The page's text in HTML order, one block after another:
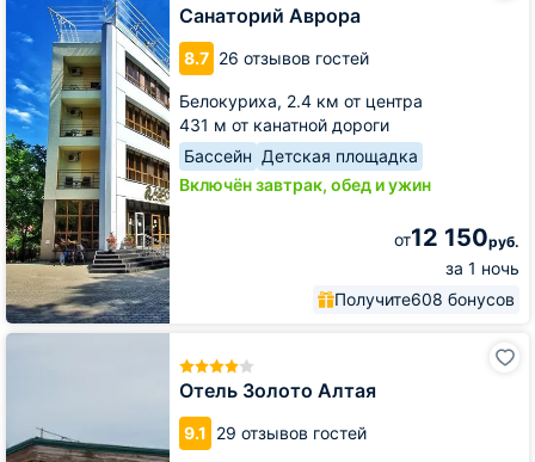
Санаторий Аврора
8.7 26 отзывов гостей
Белокуриха, 2.4 км от центра
431 м от канатной дороги
Бассейн Детская площадка
Включён завтрак, обед и ужин
от12 150руб.
за 1 ночь
Получите608 бонусов
Отель Золото Алтая
9.1 29 отзывов гостей
Отель